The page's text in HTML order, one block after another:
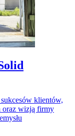
klientów,
oraz wizją firmy